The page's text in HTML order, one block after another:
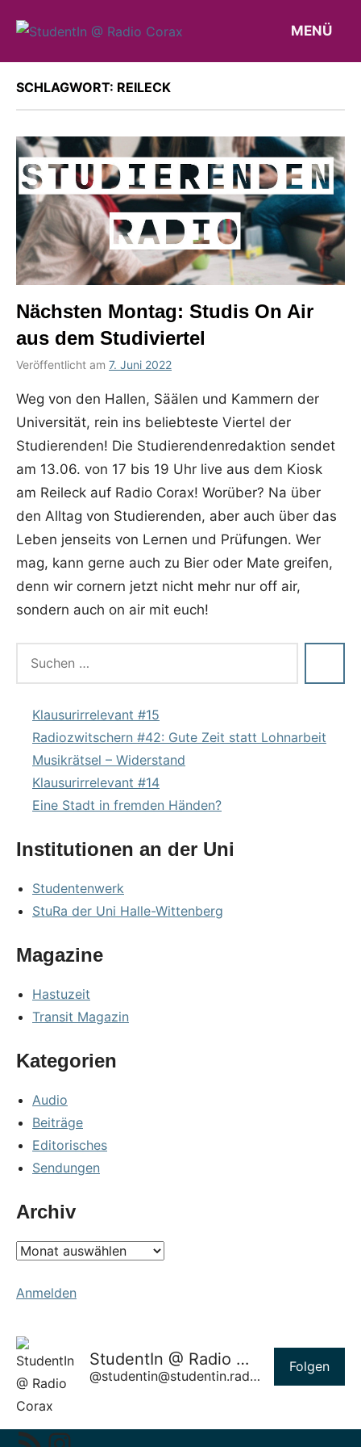
InhaltSTUDENTIN
RADIO
Weblog
Studierendenradio
MENÜ
SCHLAGWORT: REILECK
Nächsten Montag: Studis On Air
aus dem Studiviertel
Veröffentlicht am 7. Juni 2022
Weg von den Hallen, Säälen und Kammern der
Universität, rein ins beliebteste Viertel der
Studierenden! Die Studierendenredaktion sendet
am 13.06. von 17 bis 19 Uhr live aus dem Kiosk
am Reileck auf Radio Corax! Worüber? Na über
den Alltag von Studierenden, aber auch über das
Leben jenseits von Lernen und Prüfungen. Wer
mag, kann gerne auch zu Bier oder Mate greifen,
denn wir cornern jetzt nicht mehr nur off air,
sondern auch on air mit euch!
Klausurirrelevant #15
Radiozwitschern #42: Gute Zeit statt Lohnarbeit
Musikrätsel – Widerstand
Klausurirrelevant #14
Eine Stadt in fremden Händen?
Institutionen an der Uni
Studentenwerk
StuRa der Uni Halle-Wittenberg
Magazine
Hastuzeit
Transit Magazin
Kategorien
Audio
Beiträge
Editorisches
Sendungen
Archiv
Archiv
Anmelden
StudentIn @ Radio Corax
@studentin@studentin.radiocorax.de
Folgen